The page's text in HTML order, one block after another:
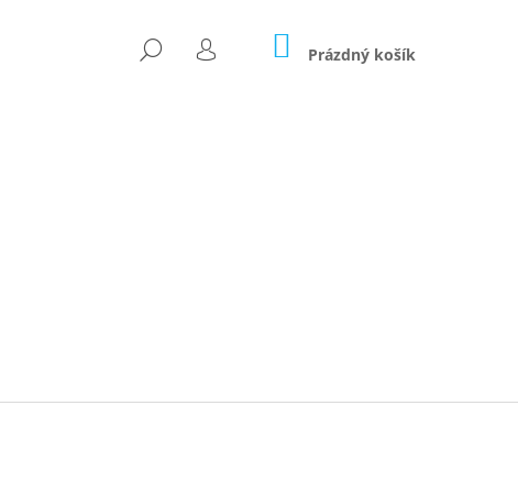
HLEDAT
PŘIHLÁŠENÍ
NÁKUPNÍ
KOŠÍK
Prázdný košík
Následující